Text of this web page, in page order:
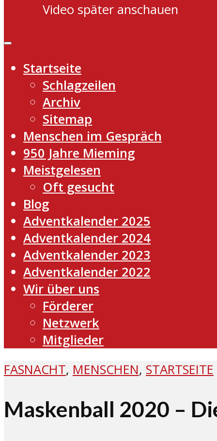
Video später anschauen
Startseite
Schlagzeilen
Archiv
Sitemap
Menschen im Gespräch
950 Jahre Mieming
Meistgelesen
Oft gesucht
Blog
Adventkalender 2025
Adventkalender 2024
Adventkalender 2023
Adventkalender 2022
Wir über uns
Förderer
Netzwerk
Mitglieder
FASNACHT, MENSCHEN, STARTSEITE
Maskenball 2020 –